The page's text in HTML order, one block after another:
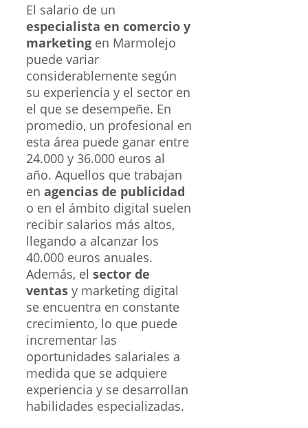
El salario de un
especialista en comercio y
marketing en Marmolejo
puede variar
considerablemente según
su experiencia y el sector en
el que se desempeñe. En
promedio, un profesional en
esta área puede ganar entre
24.000 y 36.000 euros al
año. Aquellos que trabajan
en agencias de publicidad
o en el ámbito digital suelen
recibir salarios más altos,
llegando a alcanzar los
40.000 euros anuales.
Además, el sector de
ventas y marketing digital
se encuentra en constante
crecimiento, lo que puede
incrementar las
oportunidades salariales a
medida que se adquiere
experiencia y se desarrollan
habilidades especializadas.